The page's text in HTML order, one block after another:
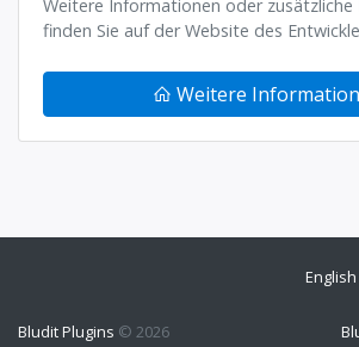
Weitere Informationen oder
finden Sie auf der Website des
Weitere
English
Bludit Plugins © 2026